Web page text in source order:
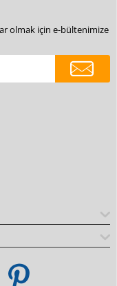
olmak için e-bültenimize